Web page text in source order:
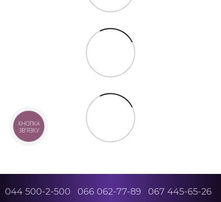
044 500-2-500 066 062-77-89 067 445-65-26
КНОПКА
ЗВ'ЯЗКУ